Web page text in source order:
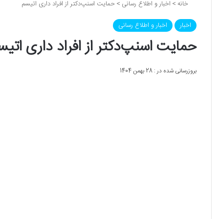
خانه > اخبار و اطلاع رسانی >حمایت اسنپ‌دکتر از افراد داری اتیسم
اخبار
اخبار و اطلاع رسانی
حمایت اسنپ‌دکتر از افراد داری
بروزرسانی شده در : 28 بهمن 1404